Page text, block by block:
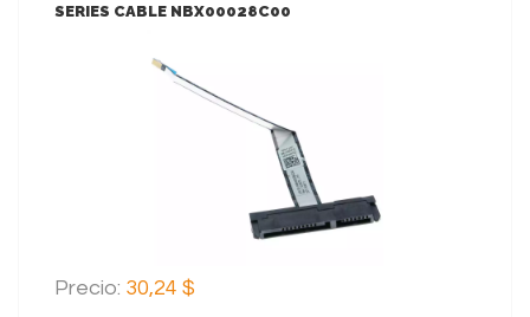
SERIES CABLE NBX00028C00
AGREGAR AL CARRITO
Precio: 30,24 $